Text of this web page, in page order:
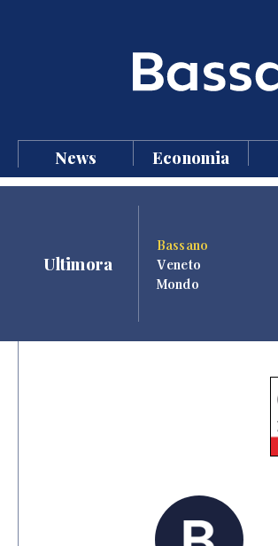
News Economia
Ultimora
Bassano
Veneto
Mondo